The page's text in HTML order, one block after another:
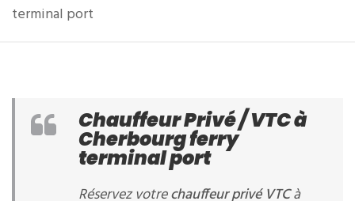
terminal port
Chauffeur Privé / VTC à
Cherbourg ferry
terminal port
Réservez votrechauffeur privé VTCà